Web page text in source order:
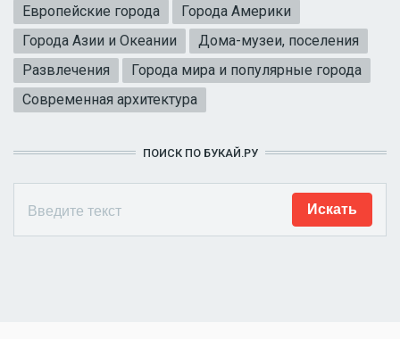
Европейские города
Города Америки
Города Азии и Океании
Дома-музеи, поселения
Развлечения
Города мира и популярные города
Современная архитектура
ПОИСК ПО БУКАЙ.РУ